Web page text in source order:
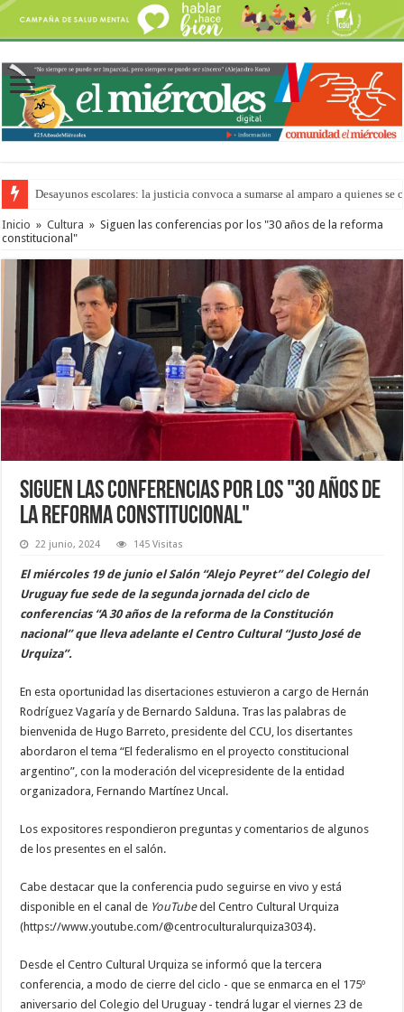
Desayunos escolares: la justicia convoca a sumarse al amparo a quienes se
“La Feria en tu Barrio” para agostocon sus días y horarios
Inicio » Cultura » Siguen las conferencias por los "30 años de la reforma
constitucional"
Siguen las conferencias por los "30 años de
la reforma constitucional"
22 junio, 2024 145 Visitas
El miércoles 19 de junio el Salón “Alejo Peyret” del Colegio del
Uruguay fue sede de la segunda jornada del ciclo de
conferencias “A 30 años de la reforma de la Constitución
nacional” que lleva adelante el Centro Cultural “Justo José de
Urquiza”.
En esta oportunidad las disertaciones estuvieron a cargo de Hernán
Rodríguez Vagaría y de Bernardo Salduna. Tras las palabras de
bienvenida de Hugo Barreto, presidente del CCU, los disertantes
abordaron el tema “El federalismo en el proyecto constitucional
argentino”, con la moderación del vicepresidente de la entidad
organizadora, Fernando Martínez Uncal.
Los expositores respondieron preguntas y comentarios de algunos
de los presentes en el salón.
Cabe destacar que la conferencia pudo seguirse en vivo y está
disponible en el canal de YouTubedel Centro Cultural Urquiza
(https://www.youtube.com/@centroculturalurquiza3034).
Desde el Centro Cultural Urquiza se informó que la tercera
conferencia, a modo de cierre del ciclo - que se enmarca en el 175º
aniversario del Colegio del Uruguay - tendrá lugar el viernes 23 de